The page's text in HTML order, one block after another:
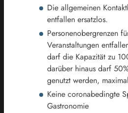
Die allgemeinen
entfallen ersatzlos.
Personenobergrenzen
Veranstaltungen
darf die Kapazität zu
darüber hinaus darf
genutzt werden,
Keine coronabedingte
Gastronomie